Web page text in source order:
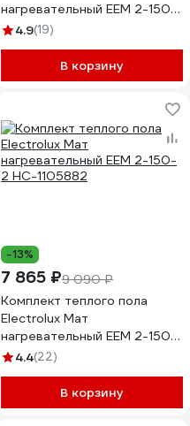
нагревательный EEM 2-150-
3 НС-1105886
4.9(19)
В корзину
-13%
7 865 ₽9 090 ₽
Комплект теплого пола
Electrolux Мат
нагревательный EEM 2-150-
2 НС-1105882
4.4(22)
В корзину